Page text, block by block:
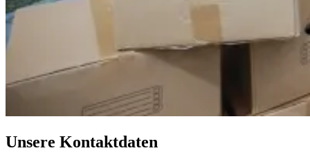
Unsere Kontaktdaten